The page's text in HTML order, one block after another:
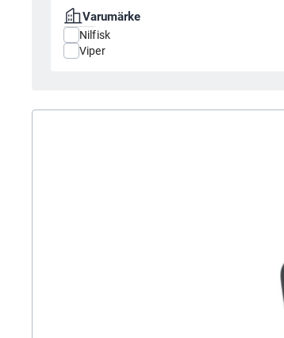
Varumärke
Nilfisk
Viper